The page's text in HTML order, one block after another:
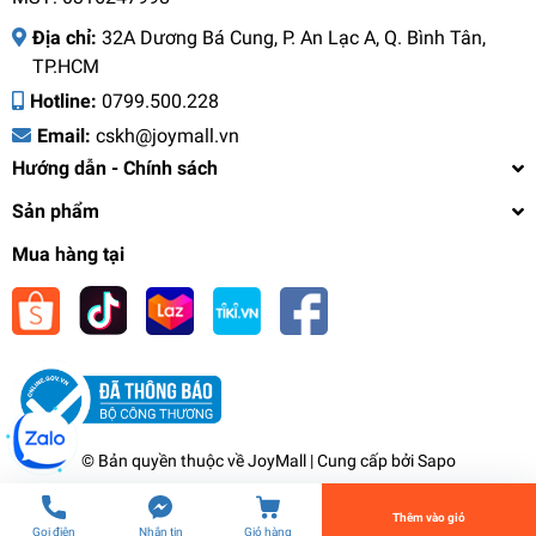
Địa chỉ: 32A Dương Bá Cung, P. An Lạc A, Q. Bình Tân,
TP.HCM
Hotline: 0799.500.228
Email: cskh@joymall.vn
Hướng dẫn - Chính sách
Sản phẩm
Mua hàng tại
© Bản quyền thuộc vềJoyMall| Cung cấp bởiSapo
Bộ 3 bát tô nhỡ Elmich RoseDesign EL-0238,
rửa bát - JoyMall
820.000₫
undefined
Tiến Hành Thanh Toán
Gọi điện Nhắn tin Giỏ hàng
Thêm vào giỏ